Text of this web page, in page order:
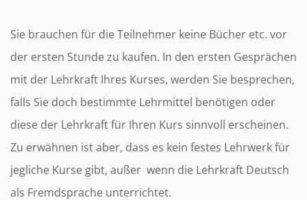
Sie brauchen für die Teilnehmer keine Bücher etc. vor
der ersten Stunde zu kaufen. In den ersten Gesprächen
mit der Lehrkraft Ihres Kurses, werden Sie besprechen,
falls Sie doch bestimmte Lehrmittel benötigen oder
diese der Lehrkraft für Ihren Kurs sinnvoll erscheinen.
Zu erwähnen ist aber, dass es kein festes Lehrwerk für
jegliche Kurse gibt, außer wenn die Lehrkraft Deutsch
als Fremdsprache unterrichtet.